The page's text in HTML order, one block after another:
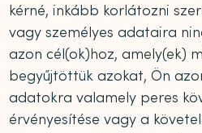
kérné, inkább korlátozni
vagy személyes adataira
azon cél(ok)hoz, amely(ek)
begyűjtöttük azokat, Ön
adatokra valamely peres
érvényesítése vagy a